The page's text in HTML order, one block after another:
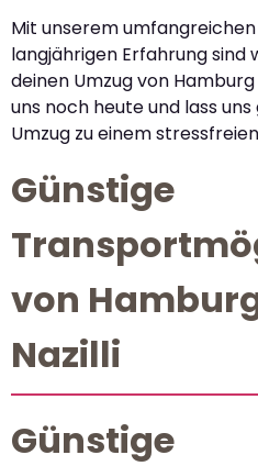
Mit unserem
langjährigen Erfahrung sind
deinen Umzug von
uns noch heute und lass
Umzug zu einem
Günstige
von
Nazilli
Günstige